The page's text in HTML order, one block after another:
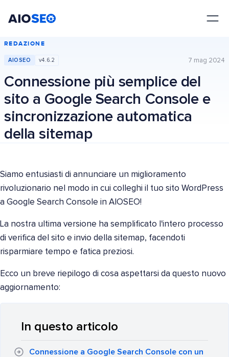
REDAZIONE
AIOSEO v4.6.2 7 mag 2024
Connessione più semplice del
sito a Google Search Console e
sincronizzazione automatica
della sitemap
Siamo entusiasti di annunciare un miglioramento
rivoluzionario nel modo in cui colleghi il tuo sito WordPress
a Google Search Console in AIOSEO!
La nostra ultima versione ha semplificato l'intero processo
di verifica del sito e invio della sitemap, facendoti
risparmiare tempo e fatica preziosi.
Ecco un breve riepilogo di cosa aspettarsi da questo nuovo
aggiornamento:
In questo articolo
Connessione a Google Search Console con un